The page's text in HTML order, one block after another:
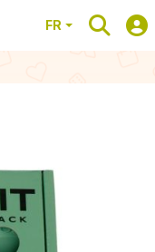
FR